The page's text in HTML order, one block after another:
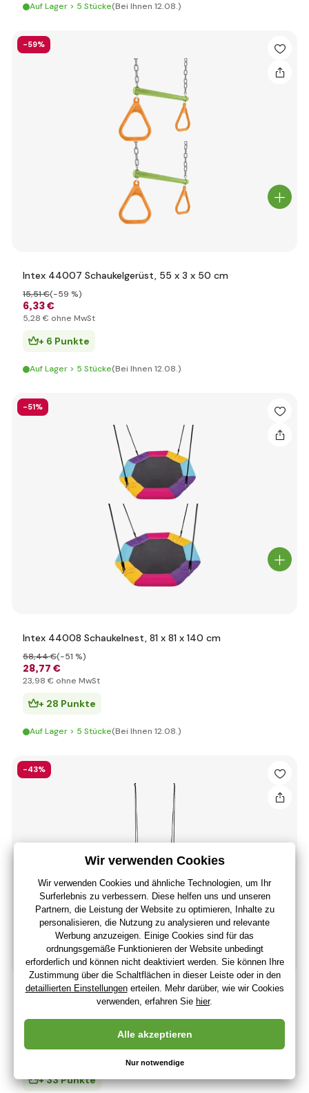
Auf Lager > 5 Stücke(Bei Ihnen 12.08.)
-59%
Intex 44007 Schaukelgerüst, 55 x 3 x 50 cm
6,33 €
15,51 €(-59 %)
5,28 € ohne MwSt
+ 6 Punkte
Auf Lager > 5 Stücke(Bei Ihnen 12.08.)
-51%
Intex 44008 Schaukelnest, 81 x 81 x 140 cm
28,77 €
58,44 €(-51 %)
23,98 € ohne MwSt
+ 28 Punkte
Auf Lager > 5 Stücke(Bei Ihnen 12.08.)
-43%
Woody Schaukelkreis (Durchmesser 100cm),
33
+ 33 Punkte